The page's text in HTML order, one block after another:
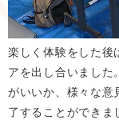
楽しく体験をした後
アを出し合いました
がいいか、様々な意
了することができま